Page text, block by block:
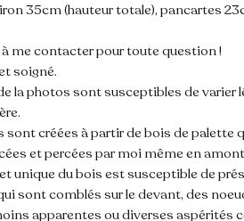
35cm (hauteur totale), pancartes
me contacter pour toute question !
soigné.
la photos sont susceptibles de varier
sont créées à partir de bois de palette
et percées par moi même en
unique du bois est susceptible de
sont comblés sur le devant, des
apparentes ou diverses aspérités